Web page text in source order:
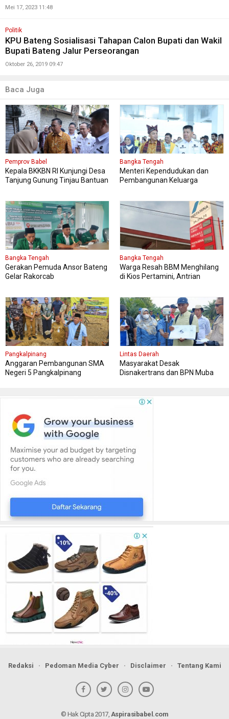
Mei 17, 2023 11:48
Politik
KPU Bateng Sosialisasi Tahapan Calon Bupati dan Wakil
Bupati Bateng Jalur Perseorangan
Oktober 26, 2019 09:47
Baca Juga
Pemprov Babel
Kepala BKKBN RI Kunjungi Desa
Tanjung Gunung Tinjau Bantuan
Bangka Tengah
Menteri Kependudukan dan
Pembangunan Keluarga
Bangka Tengah
Gerakan Pemuda Ansor Bateng
Gelar Rakorcab
Bangka Tengah
Warga Resah BBM Menghilang
di Kios Pertamini, Antrian
Pangkalpinang
Anggaran Pembangunan SMA
Negeri 5 Pangkalpinang
Lintas Daerah
Masyarakat Desak
Disnakertrans dan BPN Muba
Penempatan
Redaksi Pedoman Media Cyber Disclaimer Tentang Kami
© Hak Cipta 2017, Aspirasibabel.com